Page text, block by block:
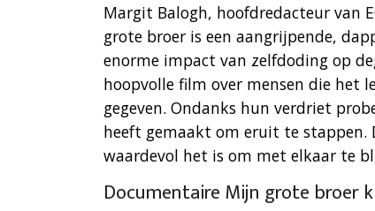
Margit Balogh, hoofdredacteur van
grote broer is een aangrijpende,
enorme impact van zelfdoding op
hoopvolle film over mensen die het
gegeven. Ondanks hun verdriet
heeft gemaakt om eruit te
waardevol het is om met elkaar te
Documentaire Mijn grote broer